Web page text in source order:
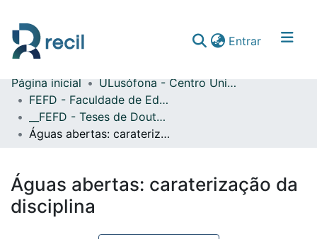
Entrar(current)
Comunidades & Coleções
Percorrer repositório
Página inicial
ULusófona - Centro Universitário de Lisboa
FEFD - Faculdade de Educação Física e Desporto
__FEFD - Teses de Doutoramento
Águas abertas: caraterização da disciplina
Águas abertas: caraterização da
disciplina